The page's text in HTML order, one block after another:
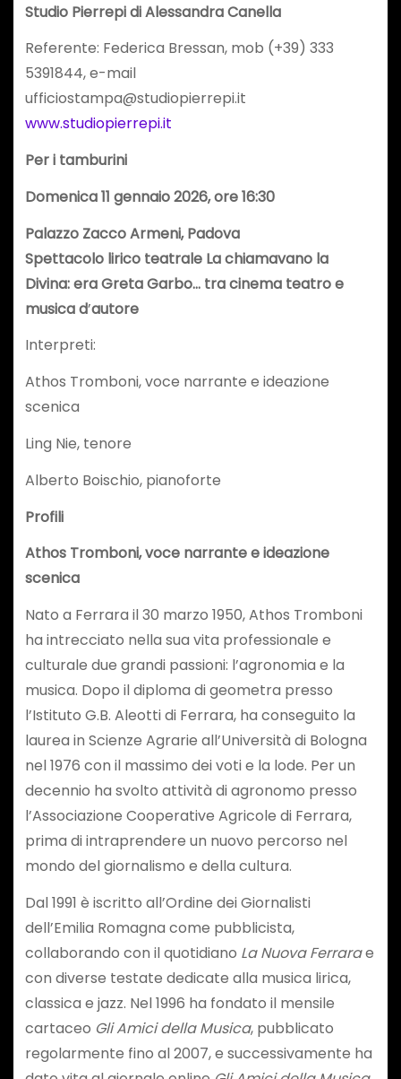
Studio Pierrepi di Alessandra Canella
Referente: Federica Bressan, mob (+39) 333
5391844, e-mail
ufficiostampa@studiopierrepi.it
www.studiopierrepi.it
Per i tamburini
Domenica 11 gennaio 2026, ore 16:30
Palazzo Zacco Armeni, Padova
Spettacolo lirico teatrale La chiamavano la
Divina: era Greta Garbo… tra cinema teatro e
musica d’autore
Interpreti:
Athos Tromboni, voce narrante e ideazione
scenica
Ling Nie, tenore
Alberto Boischio, pianoforte
Profili
Athos Tromboni, voce narrante e ideazione
scenica
Nato a Ferrara il 30 marzo 1950, Athos Tromboni
ha intrecciato nella sua vita professionale e
culturale due grandi passioni: l’agronomia e la
musica. Dopo il diploma di geometra presso
l’Istituto G.B. Aleotti di Ferrara, ha conseguito la
laurea in Scienze Agrarie all’Università di Bologna
nel 1976 con il massimo dei voti e la lode. Per un
decennio ha svolto attività di agronomo presso
l’Associazione Cooperative Agricole di Ferrara,
prima di intraprendere un nuovo percorso nel
mondo del giornalismo e della cultura.
Dal 1991 è iscritto all’Ordine dei Giornalisti
dell’Emilia Romagna come pubblicista,
collaborando con il quotidiano La Nuova Ferrarae
con diverse testate dedicate alla musica lirica,
classica e jazz. Nel 1996 ha fondato il mensile
cartaceo Gli Amici della Musica, pubblicato
regolarmente fino al 2007, e successivamente ha